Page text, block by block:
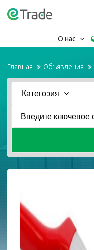
О нас
Главная Объявления
Категория